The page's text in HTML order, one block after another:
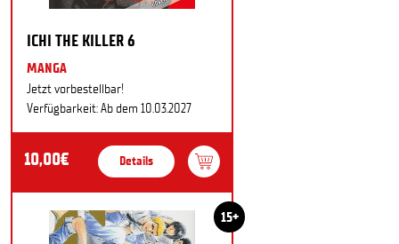
ICHI THE KILLER 6
MANGA
Jetzt vorbestellbar!
Verfügbarkeit: Ab dem 10.03.2027
10,00€ Details
15+